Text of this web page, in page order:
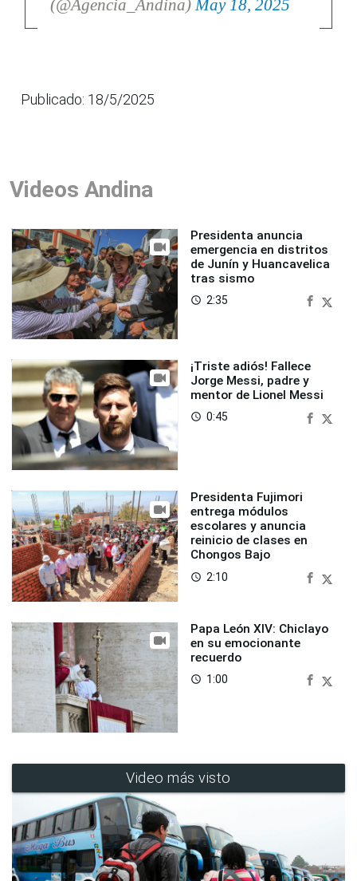
(@Agencia_Andina)May 18, 2025
Publicado: 18/5/2025
Videos Andina
Presidenta anuncia
emergencia en distritos
de Junín y Huancavelica
tras sismo
access_time 2:35
¡Triste adiós! Fallece
Jorge Messi, padre y
mentor de Lionel Messi
access_time 0:45
Presidenta Fujimori
entrega módulos
escolares y anuncia
reinicio de clases en
Chongos Bajo
access_time 2:10
Papa León XIV: Chiclayo
en su emocionante
recuerdo
access_time 1:00
Video más visto